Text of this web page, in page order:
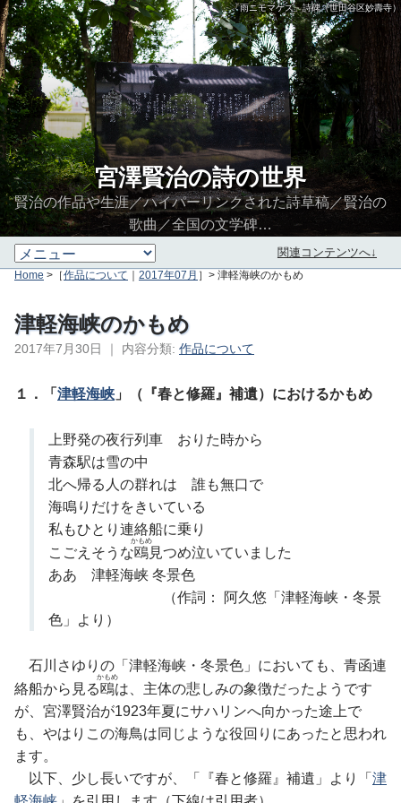
「雨ニモマケズ」詩碑（世田谷区妙壽寺）
宮澤賢治の詩の世界
賢治の作品や生涯／ハイパーリンクされた詩草稿／賢治の
歌曲／全国の文学碑…
関連コンテンツへ↓
Home >［作品について ｜ 2017年07月 ］> 津軽海峡のかもめ
津軽海峡のかもめ
2017年7月30日 ｜ 内容分類: 作品について
１．「 津軽海峡 」（『春と修羅』補遺）におけるかもめ
上野発の夜行列車 おりた時から
青森駅は雪の中
北へ帰る人の群れは 誰も無口で
海鳴りだけをきいている
私もひとり連絡船に乗り
こごえそうな鴎
かもめ
見つめ泣いていました
ああ 津軽海峡 冬景色
（作詞： 阿久悠「津軽海峡・冬景
色」より）
石川さゆりの「津軽海峡・冬景色」においても、青函連
絡船から見る鴎
かもめ
は、主体の悲しみの象徴だったようです
が、宮澤賢治が1923年夏にサハリンへ向かった途上で
も、やはりこの海鳥は同じような役回りにあったと思われ
ます。
以下、少し長いですが、「『春と修羅』補遺」より「 津